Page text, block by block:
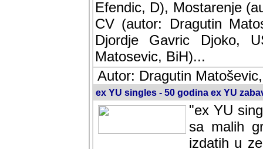
Efendic, D), Mostarenje
CV (autor: Dragutin
Djordje Gavric Djoko,
Matosevic, BiH)...
Autor: Dragutin
ex YU singles - 50 godina ex YU
"ex YU
sa malih
izdatih u